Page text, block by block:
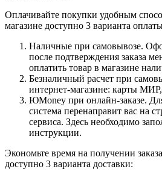
Оплачивайте покупки удобным
магазине доступно 3 варианта
Наличные при самовывозе.
после подтверждения заказа
оплатить товар в магазине
Безналичный расчет при
интернет-магазине: карты
ЮMoney при онлайн-заказе.
система перенаправит вас на
сервиса. Здесь необходимо
инструкции.
Экономьте время на получении
доступно 3 варианта доставки: